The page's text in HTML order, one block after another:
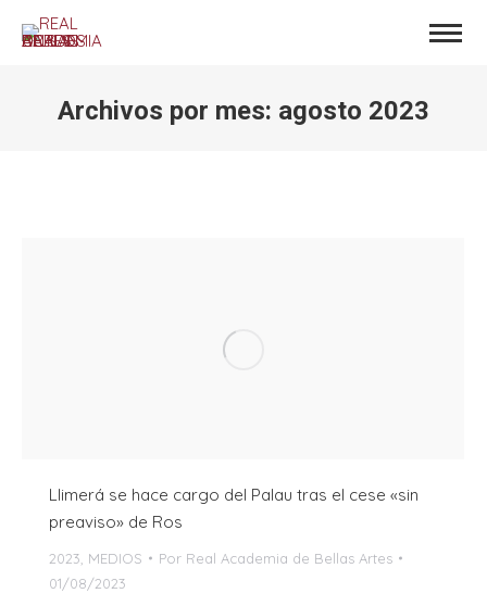
Archivos por mes: agosto 2023
Llimerá se hace cargo del Palau tras el cese «sin
preaviso» de Ros
2023 MEDIOS Por Real Academia de Bellas Artes
01/08/2023